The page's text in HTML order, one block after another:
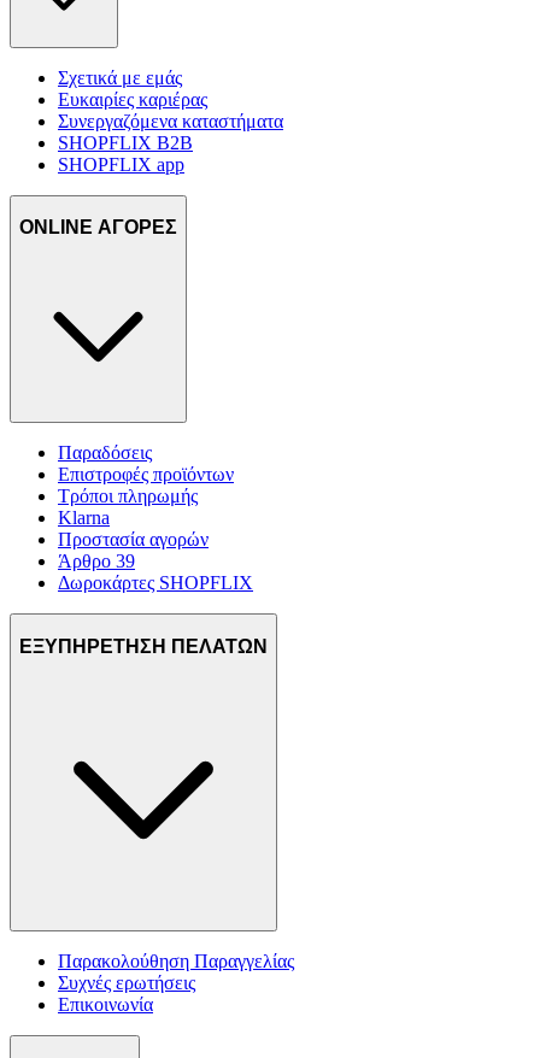
Σχετικά με εμάς
Ευκαιρίες καριέρας
Συνεργαζόμενα καταστήματα
SHOPFLIX B2B
SHOPFLIX app
ONLINE ΑΓΟΡΕΣ
Παραδόσεις
Επιστροφές προϊόντων
Τρόποι πληρωμής
Klarna
Προστασία αγορών
Άρθρο 39
Δωροκάρτες SHOPFLIX
ΕΞΥΠΗΡΕΤΗΣΗ ΠΕΛΑΤΩΝ
Παρακολούθηση Παραγγελίας
Συχνές ερωτήσεις
Επικοινωνία